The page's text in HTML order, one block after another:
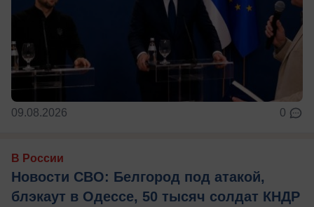
09.08.2026 0
В России
Новости СВО: Белгород под атакой,
блэкаут в Одессе, 50 тысяч солдат КНДР